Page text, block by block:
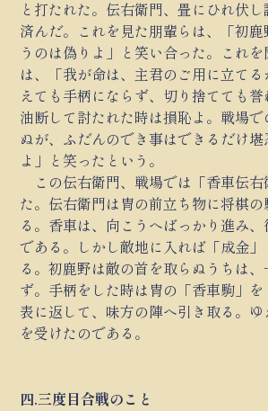
と打たれた。伝右衛門、畳にひれ伏し
済んだ。これを見た朋輩らは、「初
うのは偽りよ」と笑い合った。これ
は、「我が命は、主君のご用に立て
えても手柄にならず、切り捨てても
油断して討たれた時は損恥よ。戦場で
ぬが、ふだんのでき事はできるだけ
よ」と笑ったという。
この伝右衛門、戦場では「香車伝
た。伝右衛門は冑の前立ち物に将棋
る。香車は、向こうへばっかり進み
である。しかし敵地に入れば「成金
る。初鹿野は敵の首を取らぬうちは
ず。手柄をした時は冑の「香車駒」
表に返して、味方の陣へ引き取る。
を受けたのである。
四.三度目合戦のこと